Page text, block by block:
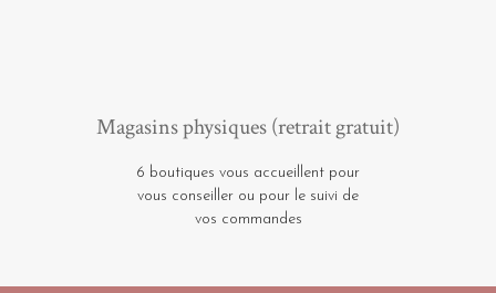
Magasins physiques (retrait gratuit)
6 boutiques vous accueillent pour
vous conseiller ou pour le suivi de
vos commandes